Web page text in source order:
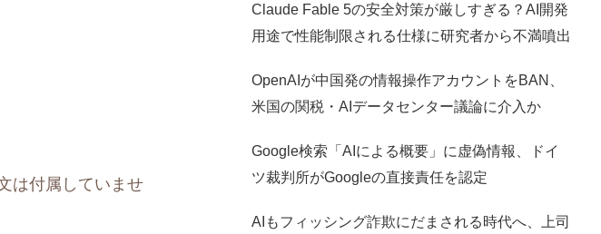
は付属していませ
Claude Fable 5の安全対策が厳しすぎる？AI開発
用途で性能制限される仕様に研究者から不満噴出
OpenAIが中国発の情報操作アカウントをBAN、
米国の関税・AIデータセンター議論に介入か
Google検索「AIによる概要」に虚偽情報、ドイ
ツ裁判所がGoogleの直接責任を認定
AIもフィッシング詐欺にだまされる時代へ、上司